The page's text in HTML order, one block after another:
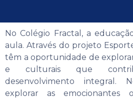
No Colégio Fractal, a
aula. Através do projeto
têm a oportunidade de
e culturais que
desenvolvimento integral.
explorar as emocionantes